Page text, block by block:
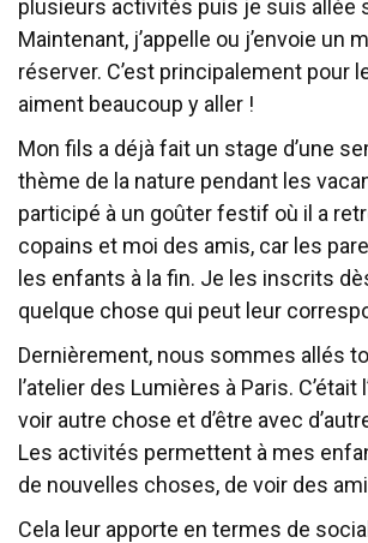
plusieurs activités puis je suis allée
Maintenant, j’appelle ou j’envoie un
réserver. C’est principalement pour
aiment beaucoup y aller !
Mon fils a déjà fait un stage d’une
thème de la nature pendant les
participé à un goûter festif où il a
copains et moi des amis, car les
les enfants à la fin. Je les inscrits
quelque chose qui peut leur
Dernièrement, nous sommes allés
l’atelier des Lumières à Paris. C’était
voir autre chose et d’être avec
Les activités permettent à mes
de nouvelles choses, de voir des
Cela leur apporte en termes de